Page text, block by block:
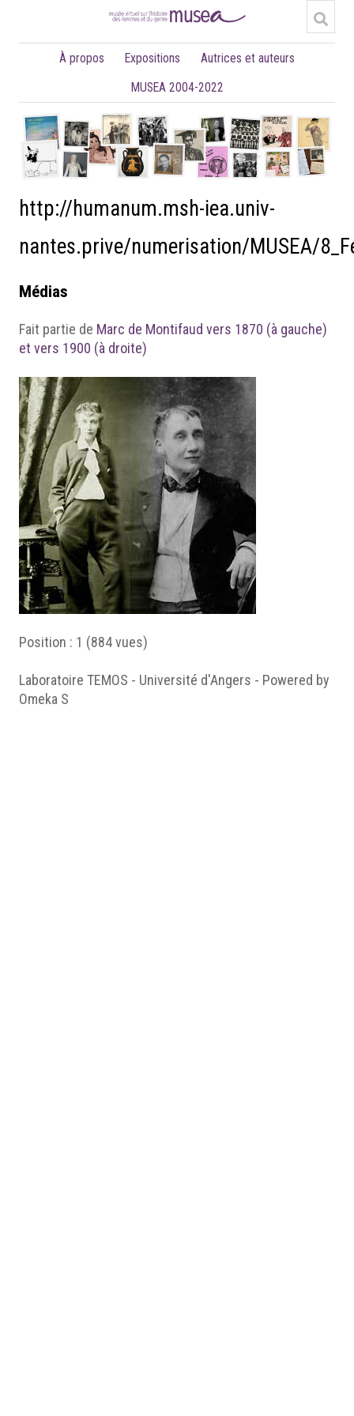
À propos Expositions
Autrices et auteurs
MUSEA 2004-2022
http://humanum.msh-iea.univ-
nantes.prive/numerisation/MUSEA/
Médias
Fait partie de Marc de Montifaud vers 1870 (à gauche)
et vers 1900 (à droite)
Position : 1 (884vues)
Laboratoire TEMOS - Université d'Angers - Powered by
Omeka S